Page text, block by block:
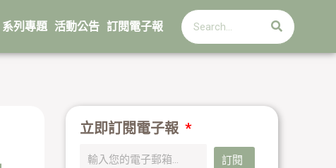
系列專題 活動公告 訂閱電子報
搜
尋
搜
立即訂閱電子報
訂閱